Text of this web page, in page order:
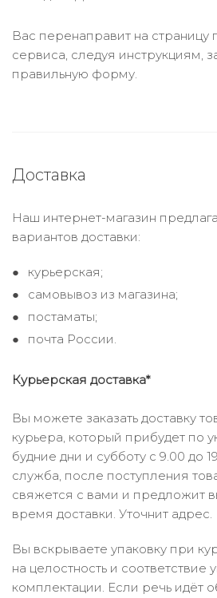
Вас перенаправит на страницу
сервиса, следуя инструкциям,
правильную форму.
Доставка
Наш интернет-магазин
вариантов доставки:
курьерская;
самовывоз из магазина;
постаматы;
почта России.
Курьерская доставка*
Вы можете заказать доставку
курьера, который прибудет по
будние дни и субботу с 9.00 до
служба, после поступления
свяжется с вами и предложит
время доставки. Уточнит адрес.
Вы вскрываете упаковку при
на целостность и соответствие
комплектации. Если речь идёт